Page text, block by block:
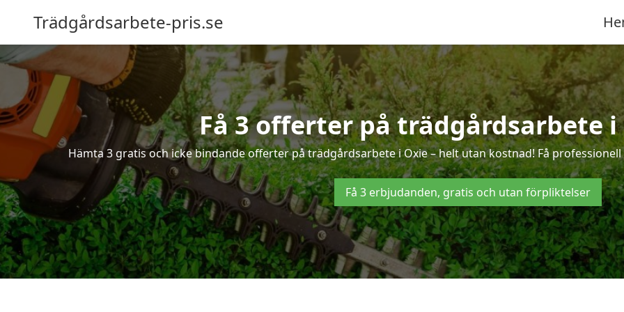
Trädgårdsarbete-pris.se
Få 3 offerter på trädgårdsarbete i
Hämta 3 gratis och icke bindande offerter på trädgårdsarbete i Oxie – helt utan kostnad! Få
Få 3 erbjudanden, gratis och utan förpliktelser